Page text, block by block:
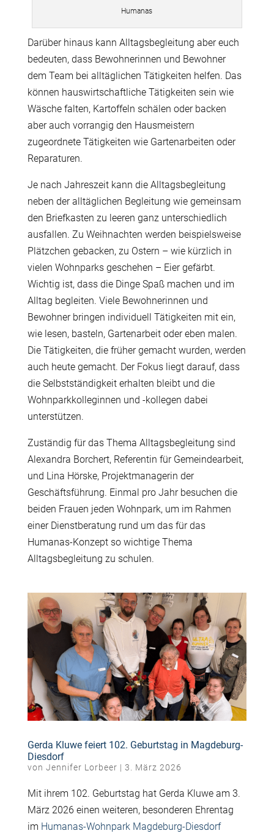
Humanas
Darüber hinaus kann Alltagsbegleitung aber euch
bedeuten, dass Bewohnerinnen und Bewohner
dem Team bei alltäglichen Tätigkeiten helfen. Das
können hauswirtschaftliche Tätigkeiten sein wie
Wäsche falten, Kartoffeln schälen oder backen
aber auch vorrangig den Hausmeistern
zugeordnete Tätigkeiten wie Gartenarbeiten oder
Reparaturen.
Je nach Jahreszeit kann die Alltagsbegleitung
neben der alltäglichen Begleitung wie gemeinsam
den Briefkasten zu leeren ganz unterschiedlich
ausfallen. Zu Weihnachten werden beispielsweise
Plätzchen gebacken, zu Ostern – wie kürzlich in
vielen Wohnparks geschehen – Eier gefärbt.
Wichtig ist, dass die Dinge Spaß machen und im
Alltag begleiten. Viele Bewohnerinnen und
Bewohner bringen individuell Tätigkeiten mit ein,
wie lesen, basteln, Gartenarbeit oder eben malen.
Die Tätigkeiten, die früher gemacht wurden, werden
auch heute gemacht. Der Fokus liegt darauf, dass
die Selbstständigkeit erhalten bleibt und die
Wohnparkkolleginnen und -kollegen dabei
unterstützen.
Zuständig für das Thema Alltagsbegleitung sind
Alexandra Borchert, Referentin für Gemeindearbeit,
und Lina Hörske, Projektmanagerin der
Geschäftsführung. Einmal pro Jahr besuchen die
beiden Frauen jeden Wohnpark, um im Rahmen
einer Dienstberatung rund um das für das
Humanas-Konzept so wichtige Thema
Alltagsbegleitung zu schulen.
Gerda Kluwe feiert 102. Geburtstag in Magdeburg-
Diesdorf
von Jennifer Lorbeer | 3. März 2026
Mit ihrem 102. Geburtstag hat Gerda Kluwe am 3.
März 2026 einen weiteren, besonderen Ehrentag
im Humanas-Wohnpark Magdeburg-Diesdorf